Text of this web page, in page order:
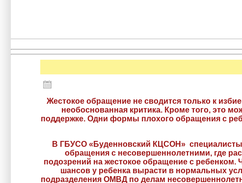
Жестокое обращение не сводится только к
необоснованная критика. Кроме того, это
поддержке. Одни формы плохого обращения с
В ГБУСО «Буденновский КЦСОН» специалисты
обращения с несовершеннолетними, где
подозрений на жестокое обращение с
шансов у ребенка вырасти в нормальных
подразделения ОМВД по делам